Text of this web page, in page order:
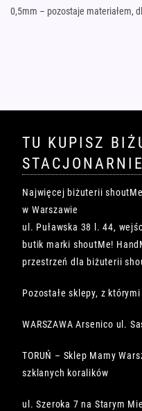
0,5mm – pozostaje materiałem,
TU KUPISZ
Najwięcej biżuterii
w Warszawie
ul. Puławska 38 l. 44,
butik marki shoutMe!
przestrzeń dla biżuterii
Pozostałe sklepy, z
WARSZAWA Arsenico ul.
TORUŃ – Sklep Mamy
szklanych koralików
ul. Szeroka 7 na Starym